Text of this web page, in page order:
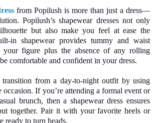
from Popilush is more than just a dress—
Popilush’s shapewear dresses not only
but also make you feel at ease the
in shapewear provides tummy and waist
your figure plus the absence of any rolling
comfortable and confident in your dress.
transition from a day-to-night outfit by using
occasion. If you’re attending a formal event or
brunch, then a shapewear dress ensures
together. Pair it with your favorite heels or
ready to turn heads.